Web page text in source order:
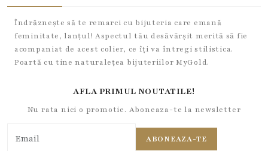
Îndrăznește să te remarci cu bijuteria care emană
feminitate, lanțul! Aspectul tău desăvărșit merită să fie
acompaniat de acest colier, ce îți va întregi stilistica.
Poartă cu tine naturalețea bijuteriilor MyGold.
AFLA PRIMUL NOUTATILE!
Nu rata nici o promotie. Aboneaza-te la newsletter
ABONEAZA-TE